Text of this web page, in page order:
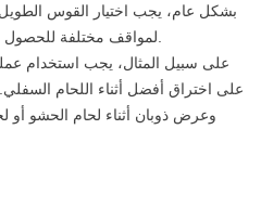
على سبيل المثال، يجب استخدام
على اختراق أفضل أثناء اللحام
وعرض ذوبان أثناء لحام الحشو أو